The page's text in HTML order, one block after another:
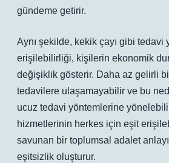
gündeme getirir.
Aynı şekilde, kekik çayı gibi tedavi
erişilebilirliği, kişilerin ekonomik
değişiklik gösterir. Daha az gelirli
tedavilere ulaşamayabilir ve bu
ucuz tedavi yöntemlerine
hizmetlerinin herkes için eşit
savunan bir toplumsal adalet
eşitsizlik oluşturur.